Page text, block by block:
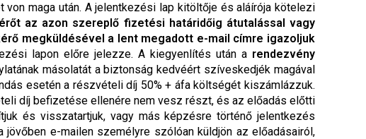
maga után. A jelentkezési lap kitöltője és aláírója kötelezi
az azon szereplő fizetési határidőig átutalással vagy
megküldésével a lent megadott e-mail címre igazoljuk
lapon előre jelezze. A kiegyenlítés után a rendezvény
másolatát a biztonság kedvéért szíveskedjék magával
esetén a részvételi díj 50% + áfa költségét kiszámlázzuk.
díj befizetése ellenére nem vesz részt, és az előadás előtti
és visszatartjuk, vagy más képzésre történő jelentkezés
e-mailen személyre szólóan küldjön az előadásairól,